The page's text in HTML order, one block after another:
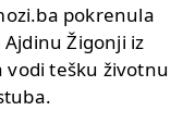
pokrenula
Žigonji iz
vodi tešku životnu